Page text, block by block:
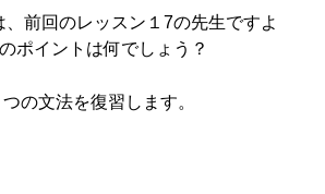
、前回のレッスン１7の先生ですよ
ポイントは何でしょう？
の文法を復習します。